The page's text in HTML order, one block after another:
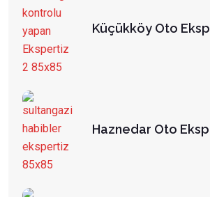
Küçükköy Oto
Haznedar Oto